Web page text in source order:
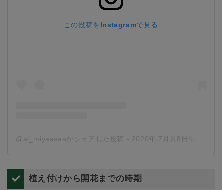
この投稿をInstagramで見る
@ai_miyaaaaaがシェアした投稿 - 2020年 7月月8日午前6時07分PDT
植え付けから開花までの時期